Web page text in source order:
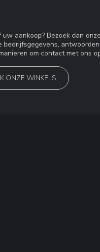
aankoop? Bezoek dan onze
bedrijfsgegevens,
om contact met ons
ONZE WINKELS